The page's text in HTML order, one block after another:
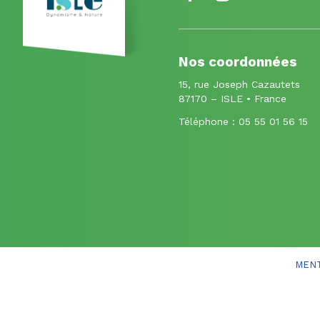
compte
Facebook
compte
Instagram
Nos coordonnées
15, rue Joseph Cazautets
87170 – ISLE • France
Téléphone :05 55 01 56 15